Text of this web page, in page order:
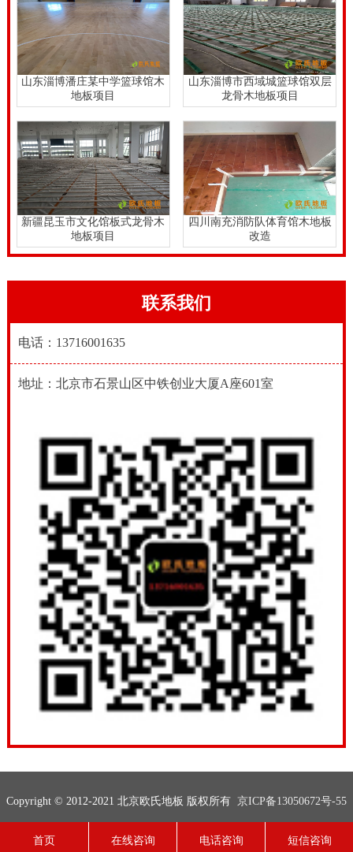
山东淄博潘庄某中学篮球馆木
地板项目
山东淄博市西域城篮球馆双层
龙骨木地板项目
新疆昆玉市文化馆板式龙骨木
地板项目
四川南充消防队体育馆木地板
改造
联系我们
电话：13716001635
地址：北京市石景山区中铁创业大厦A座601室
Copyright © 2012-2021 北京欧氏地板 版权所有 京ICP备13050672号-55
首页
在线咨询 电话咨询 短信咨询